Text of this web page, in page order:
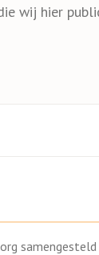
wij hier
samengesteld